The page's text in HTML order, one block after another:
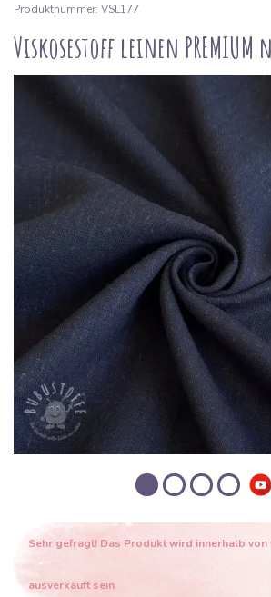
Produktnummer: VSL177
Viskosestoff leinen PREMIUM
Sehr gefragt! Das Produkt wird innerhalb von
ausverkauft sein